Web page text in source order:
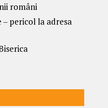
români
pericol la adresa